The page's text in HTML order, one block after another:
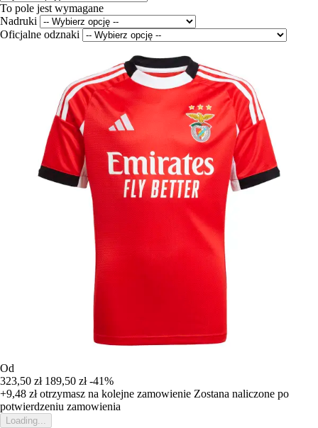
To pole jest wymagane
Nadruki
Oficjalne odznaki
Od
323,50 zł 189,50 zł -41%
+9,48 złotrzymasz na kolejne zamowienie Zostana naliczone po
potwierdzeniu zamowienia
Loading...